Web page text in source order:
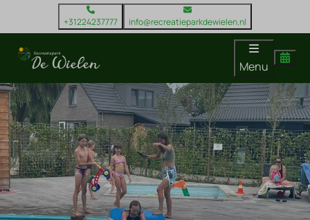
+31224237777 info@recreatieparkdewielen.nl
Menu